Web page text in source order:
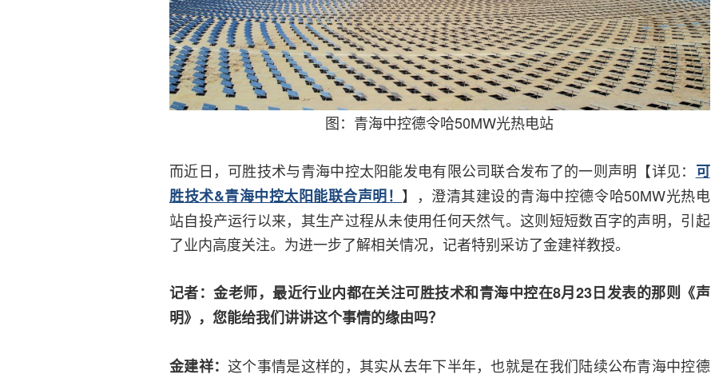
图：青海中控德令哈50MW光热电站
而近日，可胜技术与青海中控太阳能发电有限公司联合发布了的一则声明【详见： 可
胜技术&青海中控太阳能联合声明！】，澄清其建设的青海中控德令哈50MW光热电
站自投产运行以来，其生产过程从未使用任何天然气。这则短短数百字的声明，引起
了业内高度关注。为进一步了解相关情况，记者特别采访了金建祥教授。
记者：金老师，最近行业内都在关注可胜技术和青海中控在8月23日发表的那则《声
明》，您能给我们讲讲这个事情的缘由吗？
金建祥：这个事情是这样的，其实从去年下半年，也就是在我们陆续公布青海中控德